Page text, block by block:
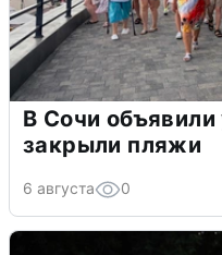
В Сочи
закрыли пляжи
6 августа 0